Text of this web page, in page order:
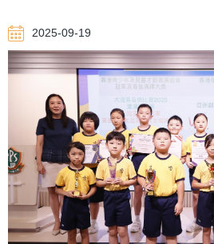
連
結
2025-09-19